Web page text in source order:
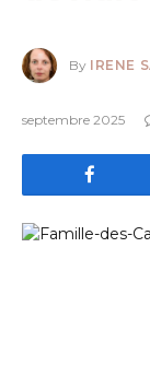
By IRENE
septembre 2025